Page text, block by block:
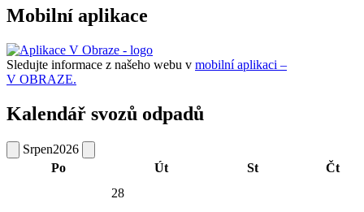
Mobilní aplikace
Sledujte informace z našeho webu v mobilní aplikaci –
V OBRAZE.
Kalendář svozů odpadů
Srpen2026
Po
Út St Čt
28